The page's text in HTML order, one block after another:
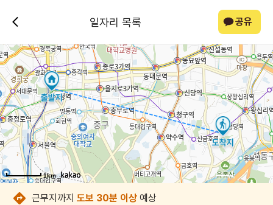
일자리 목록 공유
1km
1km
1km
1km
1km
1km
1km
1km
근무지까지 도보 30분 이상 예상